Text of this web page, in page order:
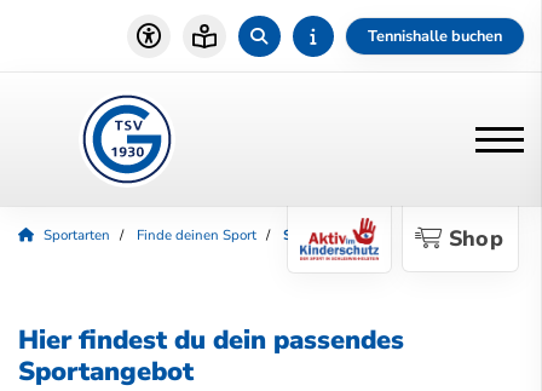
Tennishalle buchen
Shop
Sportarten Finde deinen Sport Sportsuche
Hier findest du dein passendes
Sportangebot